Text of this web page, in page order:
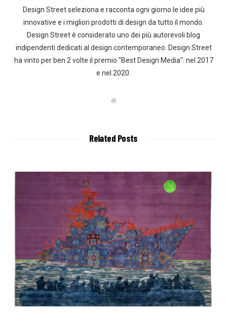
Design Street seleziona e racconta ogni giorno le idee più
innovative e i migliori prodotti di design da tutto il mondo.
Design Street è considerato uno dei più autorevoli blog
indipendenti dedicati al design contemporaneo. Design Street
ha vinto per ben 2 volte il premio "Best Design Media": nel 2017
e nel 2020.
W
Related Posts